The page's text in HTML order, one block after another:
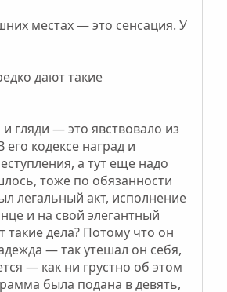
местах — это сенсация. У
дают такие
гляди — это явствовало из
кодексе наград и
а тут еще надо
тоже по обязанности
легальный акт, исполнение
и на свой элегантный
такие дела? Потому что он
— так утешал он себя,
— как ни грустно об этом
была подана в девять,